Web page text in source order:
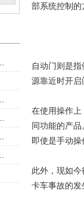
部系统控制的
自动门则是
源靠近时开启
在使用操作
同功能的产
即使是手动操
此外，现如
卡车事故的发